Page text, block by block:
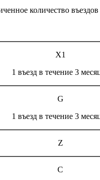
количество
Х1
1 въезд в течение 3
G
1 въезд в течение 3
Z
С